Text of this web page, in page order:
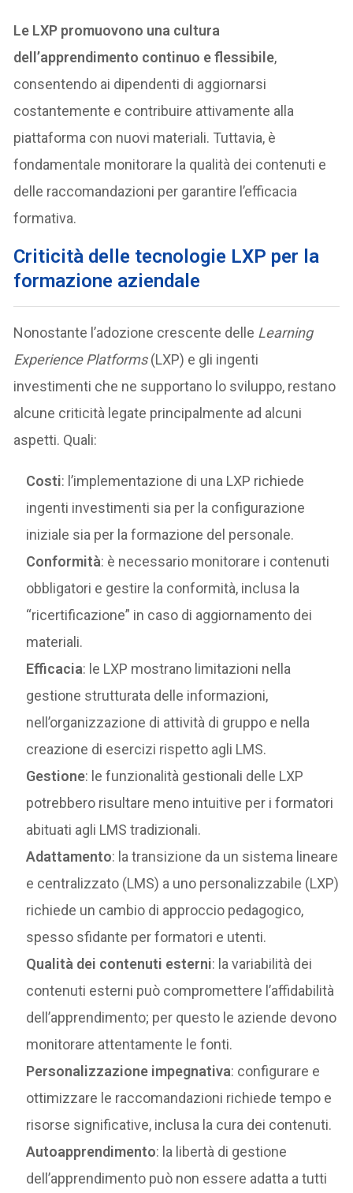
Le LXP promuovono una cultura
dell’apprendimento continuo e flessibile,
consentendo ai dipendenti di aggiornarsi
costantemente e contribuire attivamente alla
piattaforma con nuovi materiali. Tuttavia, è
fondamentale monitorare la qualità dei contenuti e
delle raccomandazioni per garantire l’efficacia
formativa.
Criticità delle tecnologie LXP per la
formazione aziendale
Nonostante l’adozione crescente delle Learning
Experience Platforms(LXP) e gli ingenti
investimenti che ne supportano lo sviluppo, restano
alcune criticità legate principalmente ad alcuni
aspetti. Quali:
Costi: l’implementazione di una LXP richiede
ingenti investimenti sia per la configurazione
iniziale sia per la formazione del personale.
Conformità: è necessario monitorare i contenuti
obbligatori e gestire la conformità, inclusa la
“ricertificazione” in caso di aggiornamento dei
materiali.
Efficacia: le LXP mostrano limitazioni nella
gestione strutturata delle informazioni,
nell’organizzazione di attività di gruppo e nella
creazione di esercizi rispetto agli LMS.
Gestione: le funzionalità gestionali delle LXP
potrebbero risultare meno intuitive per i formatori
abituati agli LMS tradizionali.
Adattamento: la transizione da un sistema lineare
e centralizzato (LMS) a uno personalizzabile (LXP)
richiede un cambio di approccio pedagogico,
spesso sfidante per formatori e utenti.
Qualità dei contenuti esterni: la variabilità dei
contenuti esterni può compromettere l’affidabilità
dell’apprendimento; per questo le aziende devono
monitorare attentamente le fonti.
Personalizzazione impegnativa: configurare e
ottimizzare le raccomandazioni richiede tempo e
risorse significative, inclusa la cura dei contenuti.
Autoapprendimento: la libertà di gestione
dell’apprendimento può non essere adatta a tutti